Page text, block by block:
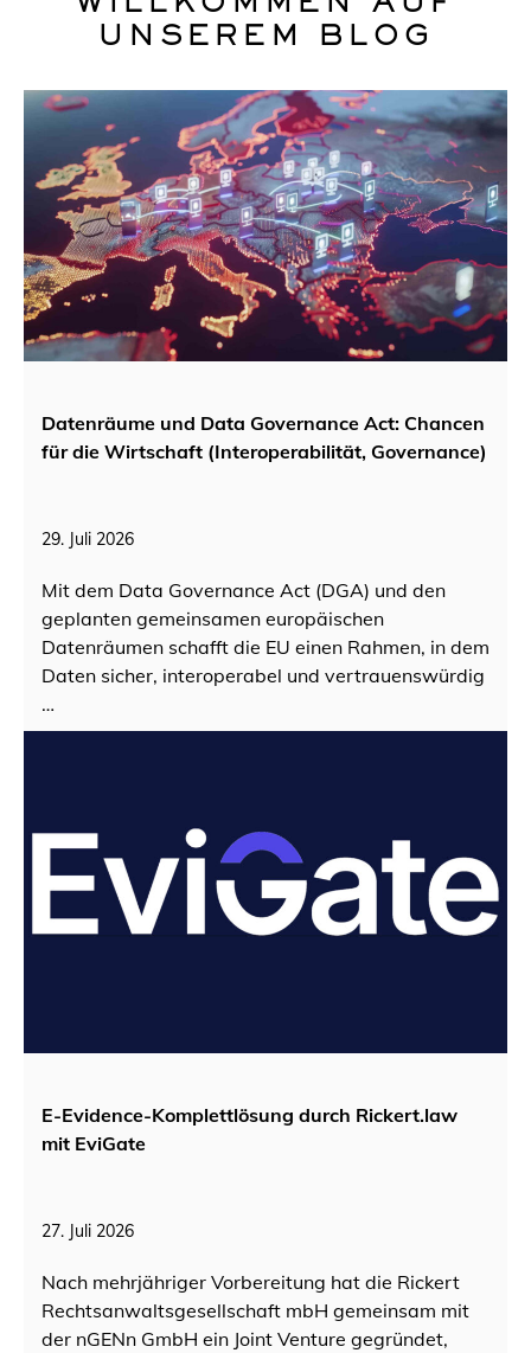
UNSEREM BLOG
Datenräume und Data Governance Act: Chancen
für die Wirtschaft (Interoperabilität, Governance)
29. Juli 2026
Mit dem Data Governance Act (DGA) und den
geplanten gemeinsamen europäischen
Datenräumen schafft die EU einen Rahmen, in dem
Daten sicher, interoperabel und vertrauenswürdig
…
E-Evidence-Komplettlösung durch Rickert.law
mit EviGate
27. Juli 2026
Nach mehrjähriger Vorbereitung hat die Rickert
Rechtsanwaltsgesellschaft mbH gemeinsam mit
der nGENn GmbH ein Joint Venture gegründet,